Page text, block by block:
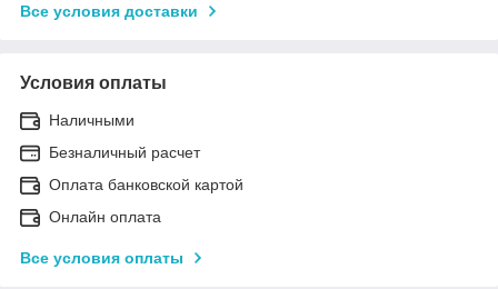
Все условия доставки
Условия оплаты
Наличными
Безналичный расчет
Оплата банковской картой
Онлайн оплата
Все условия оплаты